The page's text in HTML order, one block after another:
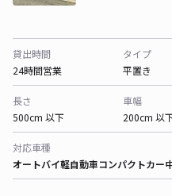
貸出時間
24時間営業
タイプ
平置き
長さ
500cm 以下
車幅
200cm 以
対応車種
オートバイ軽自動車コンパクトカー